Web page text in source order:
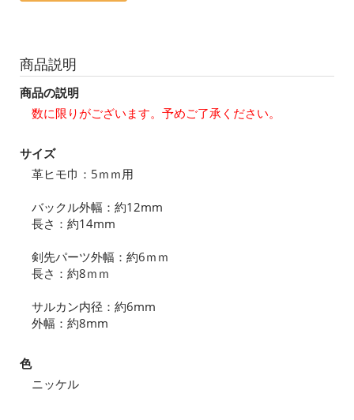
商品説明
商品の説明
数に限りがございます。予めご了承ください。
サイズ
革ヒモ巾：5ｍｍ用
バックル外幅：約12mm
長さ：約14mm
剣先パーツ外幅：約6ｍｍ
長さ：約8ｍｍ
サルカン内径：約6mm
外幅：約8mm
色
ニッケル